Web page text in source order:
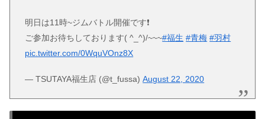
明日は11時~ジムバトル開催です❗️
ご参加お待ちしております( ^_^)/~~~#福生 #青梅 #羽村
pic.twitter.com/0WquVOnz8X
— TSUTAYA福生店 (@t_fussa)August 22, 2020